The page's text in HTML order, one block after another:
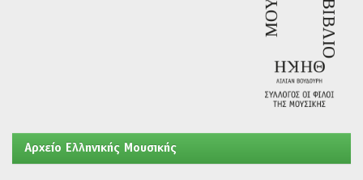
Aρχείο Ελληνικής Μουσικής